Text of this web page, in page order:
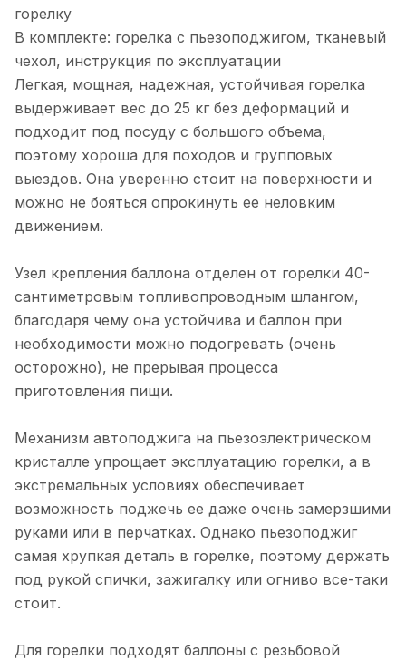
горелку
В комплекте: горелка с пьезоподжигом, тканевый
чехол, инструкция по эксплуатации
Легкая, мощная, надежная, устойчивая горелка
выдерживает вес до 25 кг без деформаций и
подходит под посуду с большого объема,
поэтому хороша для походов и групповых
выездов. Она уверенно стоит на поверхности и
можно не бояться опрокинуть ее неловким
движением.
Узел крепления баллона отделен от горелки 40-
сантиметровым топливопроводным шлангом,
благодаря чему она устойчива и баллон при
необходимости можно подогревать (очень
осторожно), не прерывая процесса
приготовления пищи.
Механизм автоподжига на пьезоэлектрическом
кристалле упрощает эксплуатацию горелки, а в
экстремальных условиях обеспечивает
возможность поджечь ее даже очень замерзшими
руками или в перчатках. Однако пьезоподжиг
самая хрупкая деталь в горелке, поэтому держать
под рукой спички, зажигалку или огниво все-таки
стоит.
Для горелки подходят баллоны с резьбовой